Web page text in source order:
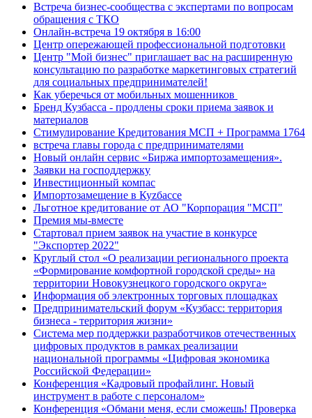
Встреча бизнес-сообщества с экспертами по вопросам
обращения с ТКО
Онлайн-встреча 19 октября в 16:00
Центр опережающей профессиональной подготовки
Центр "Мой бизнес" приглашает вас на расширенную
консультацию по разработке маркетинговых стратегий
для социальных предпринимателей!
Как уберечься от мобильных мошенников
Бренд Кузбасса - продлены сроки приема заявок и
материалов
Стимулирование Кредитования МСП + Программа 1764
встреча главы города с предпринимателями
Новый онлайн сервис «Биржа импортозамещения».
Заявки на господдержку
Инвестиционный компас
Импортозамещение в Куzбассе
Льготное кредитование от АО "Корпорация "МСП"
Премия мы-вместе
Стартовал прием заявок на участие в конкурсе
"Экспортер 2022"
Круглый стол «О реализации регионального проекта
«Формирование комфортной городской среды» на
территории Новокузнецкого городского округа»
Информация об электронных торговых площадках
Предпринимательский форум «Кузбасс: территория
бизнеса - территория жизни»
Система мер поддержки разработчиков отечественных
цифровых продуктов в рамках реализации
национальной программы «Цифровая экономика
Российской Федерации»
Конференция «Кадровый профайлинг. Новый
инструмент в работе с персоналом»
Конференция «Обмани меня, если сможешь! Проверка